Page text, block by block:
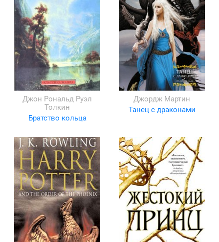
Джон Рональд Руэл
Толкин
Братство кольца
Джордж Мартин
Танец с драконами